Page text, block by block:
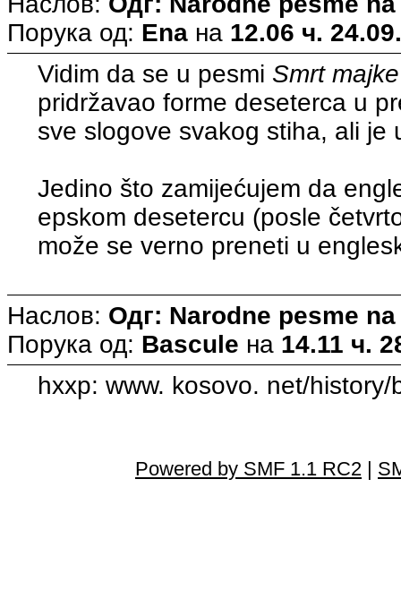
Порука од: Ena на 12.06 ч.
Vidim da se u pesmi Smrt
pridržavao forme deseterca u
sve slogove svakog stiha, ali je
Jedino što zamijećujem da
epskom desetercu (posle
može se verno preneti u
Наслов: Одг: Narodne pesme
Порука од: Bascule на 14.11 ч.
hxxp: www. kosovo. net/
Powered by SMF 1.1 RC2 |